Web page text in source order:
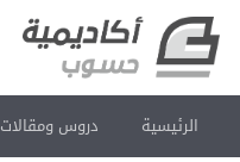
الرئيسية دروس ومقالات